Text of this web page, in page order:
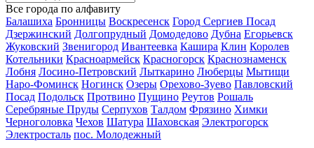
Все города по алфавиту
Балашиха Бронницы Воскресенск Город Сергиев Посад
Дзержинский Долгопрудный Домодедово Дубна Егорьевск
Жуковский Звенигород Ивантеевка Кашира Клин Королев
Котельники Красноармейск Красногорск Краснознаменск
Лобня Лосино-Петровский Лыткарино Люберцы Мытищи
Наро-Фоминск Ногинск Озеры Орехово-Зуево Павловский
Посад Подольск Протвино Пущино Реутов Рошаль
Серебряные Пруды Серпухов Талдом Фрязино Химки
Черноголовка Чехов Шатура Шаховская Электрогорск
Электросталь пос. Молодежный